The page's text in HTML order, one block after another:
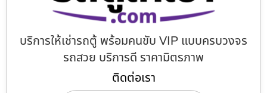
บริการให้เช่ารถตู้ พร้อมคนขับ VIP แบบครบวงจร
รถสวย บริการดี ราคามิตรภาพ
ติดต่อเรา